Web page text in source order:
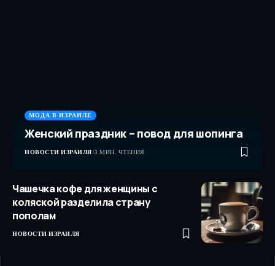
МОДА В ИЗРАИЛЕ
Женский праздник – повод для шопинга
НОВОСТИ ИЗРАИЛЯ 3 МИН. ЧТЕНИЯ
Чашечка кофе для женщины с
коляской разделила страну
пополам
НОВОСТИ ИЗРАИЛЯ